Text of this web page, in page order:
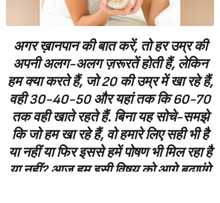
अगर ख़ानपान की बात करें, तो हर उम्र की
अपनी अलग-अलग ज़रूरतें होती हैं, लेकिन
हम क्या करते हैं, जो 20 की उम्र में खा रहे हैं,
वही 30-40-50 और यहां तक कि 60-70
तक वही खाते रहते हैं. बिना यह सोचे-समझे
कि जो हम खा रहे हैं, वो हमारे लिए सही भी है
या नहीं या फिर इससे हमें पोषण भी मिल रहा है
या नहीं? आज हम इसी विषय को आगे बढ़ाएंगे